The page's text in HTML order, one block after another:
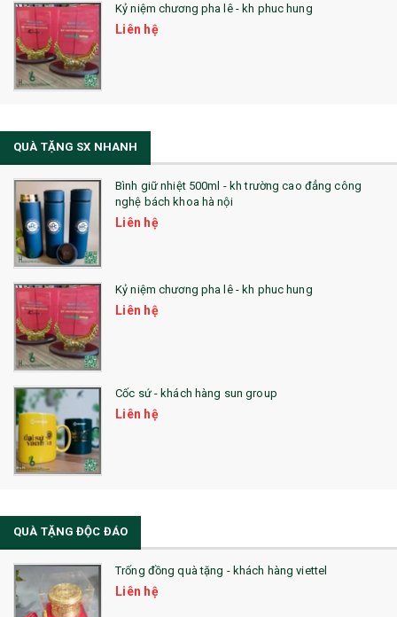
Kỷ niệm chương pha lê - kh phuc hung
Liên hệ
QUÀ TẶNG SX NHANH
Bình giữ nhiệt 500ml - kh trường cao đẳng công
nghệ bách khoa hà nội
Liên hệ
Kỷ niệm chương pha lê - kh phuc hung
Liên hệ
Cốc sứ - khách hàng sun group
Liên hệ
QUÀ TẶNG ĐỘC ĐÁO
Trống đồng quà tặng - khách hàng viettel
Liên hệ